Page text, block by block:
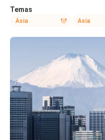
Temas
Ásia Asia